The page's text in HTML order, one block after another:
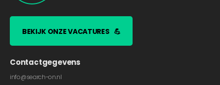
BEKIJK ONZE VACATURES 💪
Contactgegevens
info@search-on.nl